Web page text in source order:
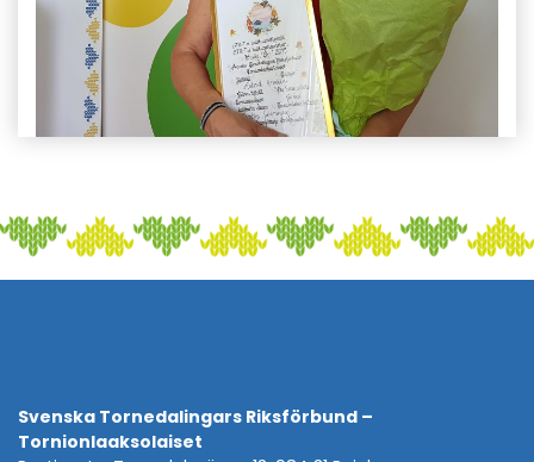
Svenska Tornedalingars Riksförbund –
Tornionlaaksolaiset